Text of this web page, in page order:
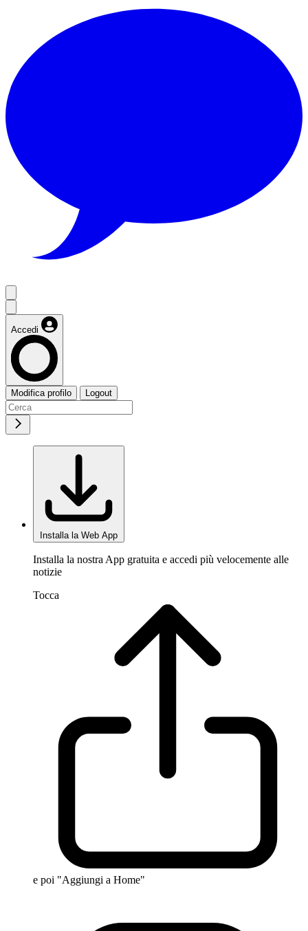
Accedi
Modifica profilo Logout
Installa la Web App
Installa la nostra App gratuita e accedi più velocemente alle
notizie
Tocca
e poi "Aggiungi a Home"